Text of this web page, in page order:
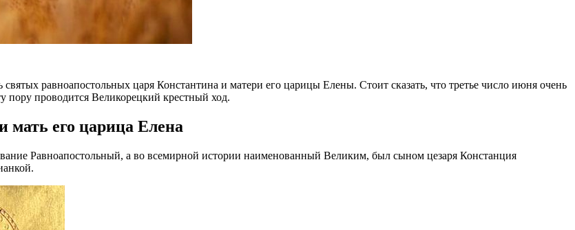
равноапостольных царя Константина и матери его царицы Елены. Стоит сказать, что третье число июня очень
проводится Великорецкий крестный ход.
мать его царица Елена
Равноапостольный, а во всемирной истории наименованный Великим, был сыном цезаря Констанция